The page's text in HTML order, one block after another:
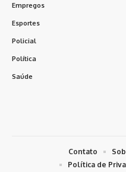
Empregos
Esportes
Policial
Política
Saúde
Contato
Política de